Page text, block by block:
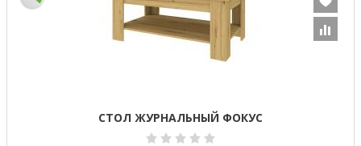
СТОЛ ЖУРНАЛЬНЫЙ ФОКУС